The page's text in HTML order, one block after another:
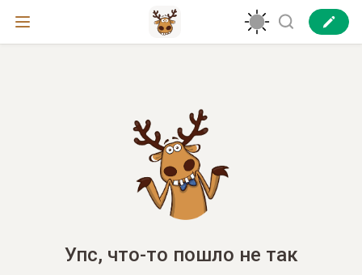
Упс, что-то пошло не так